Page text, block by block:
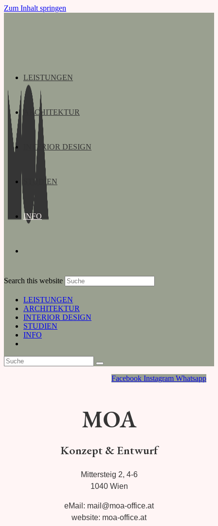
Zum Inhalt springen
LEISTUNGEN
ARCHITEKTUR
INTERIOR DESIGN
STUDIEN
INFO
Search this website
LEISTUNGEN
ARCHITEKTUR
INTERIOR DESIGN
STUDIEN
INFO
Facebook Instagram Whatsapp
MOA
Konzept & Entwurf
Mittersteig 2, 4-6
1040 Wien
eMail: mail@moa-office.at
website: moa-office.at